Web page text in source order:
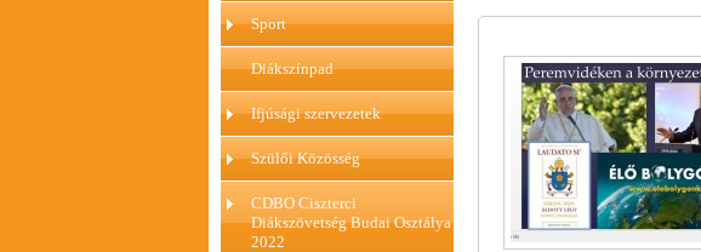
Sport
Diákszínpad
Ifjúsági szervezetek
Szülői Közösség
CDBO Ciszterci
Diákszövetség Budai Osztálya
2022